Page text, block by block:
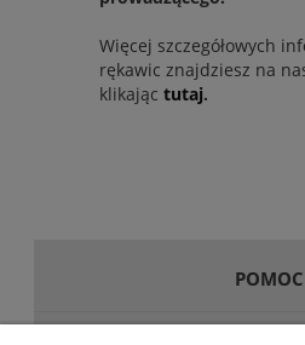
Więcej szczegółowych
rękawic znajdziesz na
klikając tutaj.
POMOC